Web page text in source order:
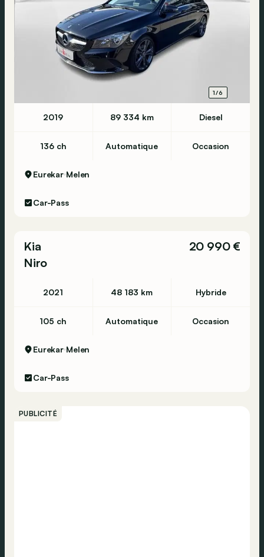
1/6
2019 89 334 km Diesel
136 ch Automatique Occasion
Eurekar Melen
Car-Pass
Kia
Niro
20 990 €
2021 48 183 km Hybride
105 ch Automatique Occasion
Eurekar Melen
Car-Pass
PUBLICITÉ